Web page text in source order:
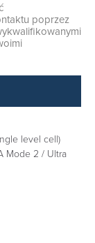
poprzez
level cell)
Mode 2 / Ultra